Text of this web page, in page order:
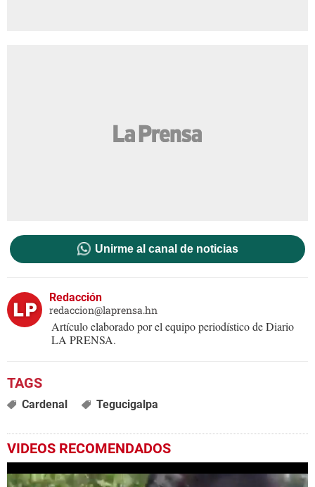
Unirme al canal de noticias
Redacción
redaccion@laprensa.hn
Artículo elaborado por el equipo periodístico de Diario
LA PRENSA.
Cardenal Tegucigalpa
VIDEOS RECOMENDADOS